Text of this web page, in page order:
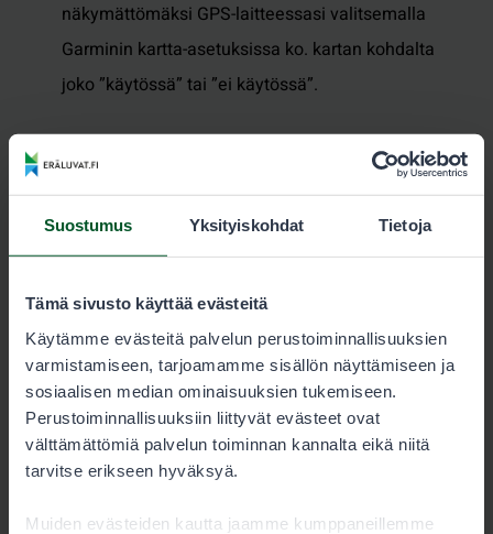
Suostumus Yksityiskohdat Tietoja
Tämä sivusto käyttää evästeitä
Käytämme evästeitä palvelun perustoiminnallisuuksien
varmistamiseen, tarjoamamme sisällön näyttämiseen ja
sosiaalisen median ominaisuuksien tukemiseen.
Perustoiminnallisuuksiin liittyvät evästeet ovat
välttämättömiä palvelun toiminnan kannalta eikä niitä
tarvitse erikseen hyväksyä.
Muiden evästeiden kautta jaamme kumppaneillemme
näkymättömäksi GPS-laitteessasi valitsemalla
Garminin kartta-asetuksissa ko. kartan kohdalta
joko ”käytössä” tai ”ei käytössä”.
Kartat
Linkkilän lupa-alueen kartta
6614-linkkila_kartta.pdf
4.8 MB
Lataa